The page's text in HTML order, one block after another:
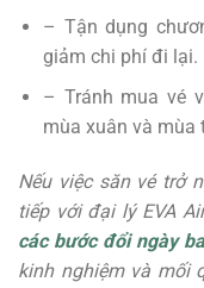
– Tận dụng
giảm chi phí đi lại.
– Tránh mua vé
mùa xuân và mùa
Nếu việc săn vé trở
tiếp với đại lý EVA
các bước đổi ngày
kinh nghiệm và mối